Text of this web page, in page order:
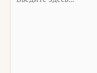
здесь...